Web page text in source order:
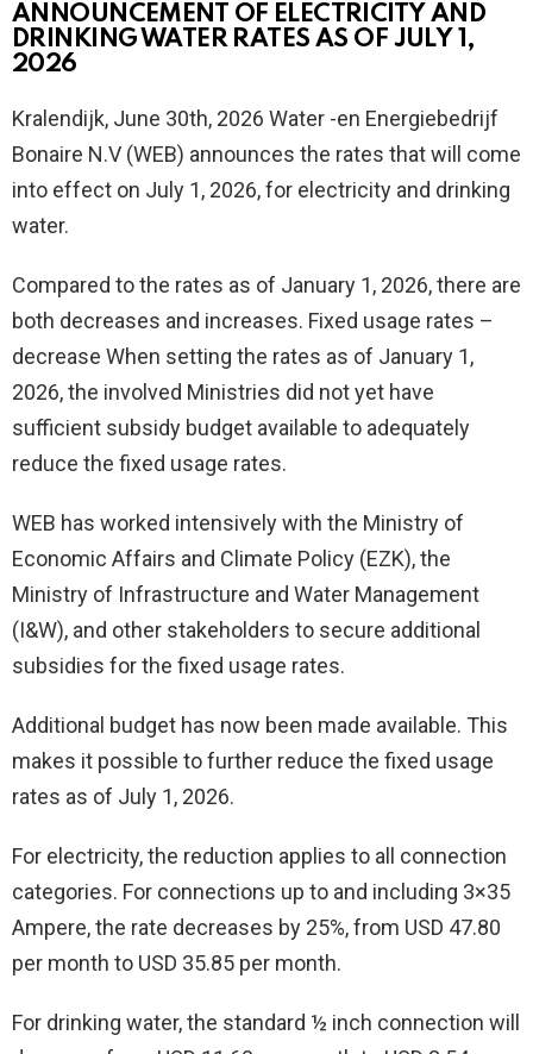
ANNOUNCEMENT OF ELECTRICITY AND
DRINKING WATER RATES AS OF JULY 1,
2026
Kralendijk, June 30th, 2026 Water -en Energiebedrijf
Bonaire N.V (WEB) announces the rates that will come
into effect on July 1, 2026, for electricity and drinking
water.
Compared to the rates as of January 1, 2026, there are
both decreases and increases. Fixed usage rates –
decrease When setting the rates as of January 1,
2026, the involved Ministries did not yet have
sufficient subsidy budget available to adequately
reduce the fixed usage rates.
WEB has worked intensively with the Ministry of
Economic Affairs and Climate Policy (EZK), the
Ministry of Infrastructure and Water Management
(I&W), and other stakeholders to secure additional
subsidies for the fixed usage rates.
Additional budget has now been made available. This
makes it possible to further reduce the fixed usage
rates as of July 1, 2026.
For electricity, the reduction applies to all connection
categories. For connections up to and including 3×35
Ampere, the rate decreases by 25%, from USD 47.80
per month to USD 35.85 per month.
For drinking water, the standard ½ inch connection will